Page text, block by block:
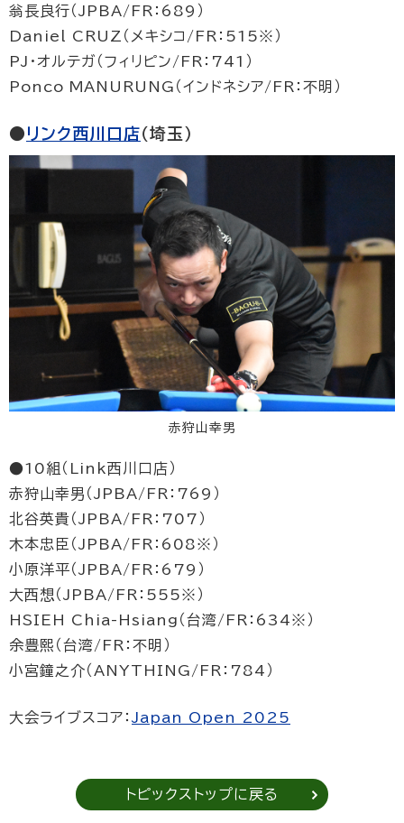
翁長良行（JPBA/FR：689）
Daniel CRUZ（メキシコ/FR：515※）
PJ・オルテガ（フィリピン/FR：741）
Ponco MANURUNG（インドネシア/FR：不明）
● リンク西川口店（埼玉）
赤狩山幸男
●10組（Link西川口店）
赤狩山幸男（JPBA/FR：769）
北谷英貴（JPBA/FR：707）
木本忠臣（JPBA/FR：608※）
小原洋平（JPBA/FR：679）
大西想（JPBA/FR：555※）
HSIEH Chia-Hsiang（台湾/FR：634※）
余豊熙（台湾/FR：不明）
小宮鐘之介（ANYTHING/FR：784）
大会ライブスコア： Japan Open 2025
トピックストップに戻る